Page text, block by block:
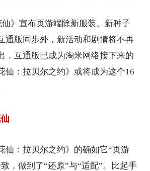
》宣布页游端除新服装、新种子
通版同步外，新活动和剧情将不再
，互通版已成为淘米网络接下来的
仙：拉贝尔之约》或将成为这个16
仙：拉贝尔之约》的确如它“页游
，做到了“还原”与“适配”。比起手